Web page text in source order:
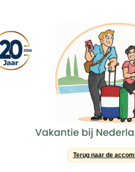
Terug naar de